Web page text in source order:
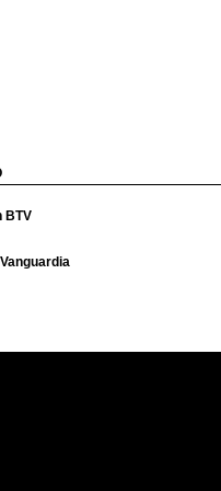
BTV
Vanguardia